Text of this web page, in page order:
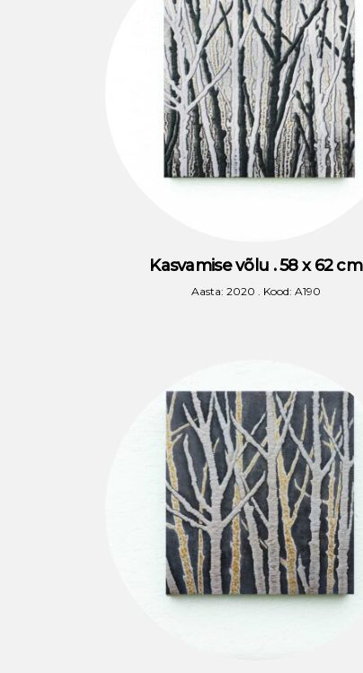
Kasvamise võlu . 58 x 62 cm
Aasta: 2020 . Kood: A190